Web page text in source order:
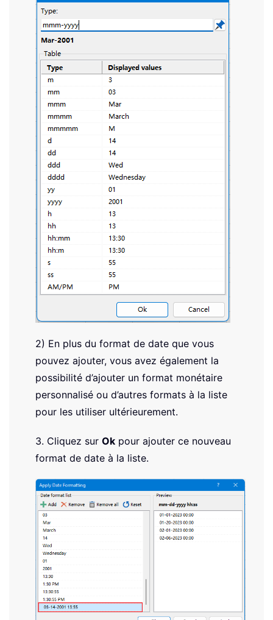
2) En plus du format de date que vous
pouvez ajouter, vous avez également la
possibilité d’ajouter un format monétaire
personnalisé ou d’autres formats à la liste
pour les utiliser ultérieurement.
3. Cliquez sur Ok pour ajouter ce nouveau
format de date à la liste.